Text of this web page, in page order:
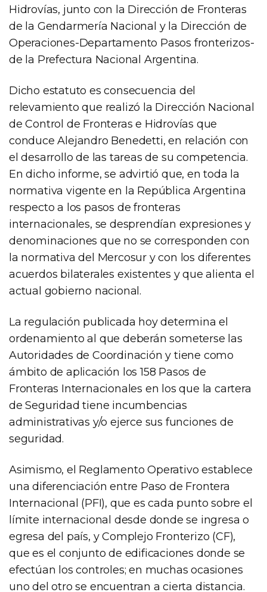
Hidrovías, junto con la Dirección de Fronteras
de la Gendarmería Nacional y la Dirección de
Operaciones-Departamento Pasos fronterizos-
de la Prefectura Nacional Argentina.
Dicho estatuto es consecuencia del
relevamiento que realizó la Dirección Nacional
de Control de Fronteras e Hidrovías que
conduce Alejandro Benedetti, en relación con
el desarrollo de las tareas de su competencia.
En dicho informe, se advirtió que, en toda la
normativa vigente en la República Argentina
respecto a los pasos de fronteras
internacionales, se desprendían expresiones y
denominaciones que no se corresponden con
la normativa del Mercosur y con los diferentes
acuerdos bilaterales existentes y que alienta el
actual gobierno nacional.
La regulación publicada hoy determina el
ordenamiento al que deberán someterse las
Autoridades de Coordinación y tiene como
ámbito de aplicación los 158 Pasos de
Fronteras Internacionales en los que la cartera
de Seguridad tiene incumbencias
administrativas y/o ejerce sus funciones de
seguridad.
Asimismo, el Reglamento Operativo establece
una diferenciación entre Paso de Frontera
Internacional (PFI), que es cada punto sobre el
límite internacional desde donde se ingresa o
egresa del país, y Complejo Fronterizo (CF),
que es el conjunto de edificaciones donde se
efectúan los controles; en muchas ocasiones
uno del otro se encuentran a cierta distancia.